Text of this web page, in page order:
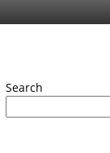
Search